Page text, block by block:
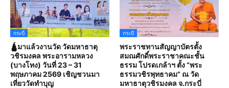
กระบี่
🛕มาแล้วงานวัด วัดมหาธาตุ
วชิรมงคล พระอารามหลวง
(บางโทง) วันที่ 23 – 31
พฤษภาคม 2569 เชิญชวนมา
เที่ยววัดทำบุญ
กระบี่
พระราชทานสัญญาบัตรตั้ง
สมณศักดิ์พระราชาคณะชั้น
ธรรม โปรดเกล้าฯ ตั้ง “พระ
ธรรมวชิรพุทธาคม” ณ วัด
มหาธาตุวชิรมงคล จ.กระบี่